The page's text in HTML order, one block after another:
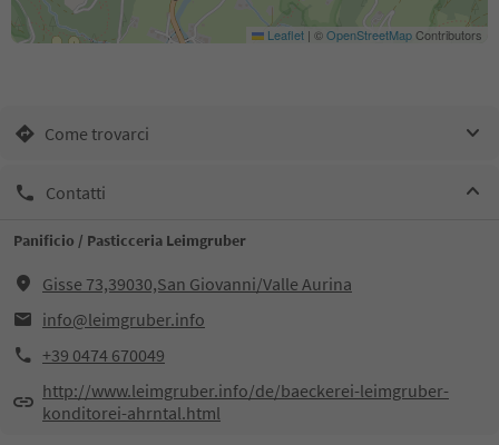
Leaflet | ©OpenStreetMapContributors
Come trovarci
Contatti
Panificio / Pasticceria Leimgruber
Gisse 73,39030,San Giovanni/Valle Aurina
info@leimgruber.info
+39 0474 670049
http://www.leimgruber.info/de/baeckerei-leimgruber-
konditorei-ahrntal.html